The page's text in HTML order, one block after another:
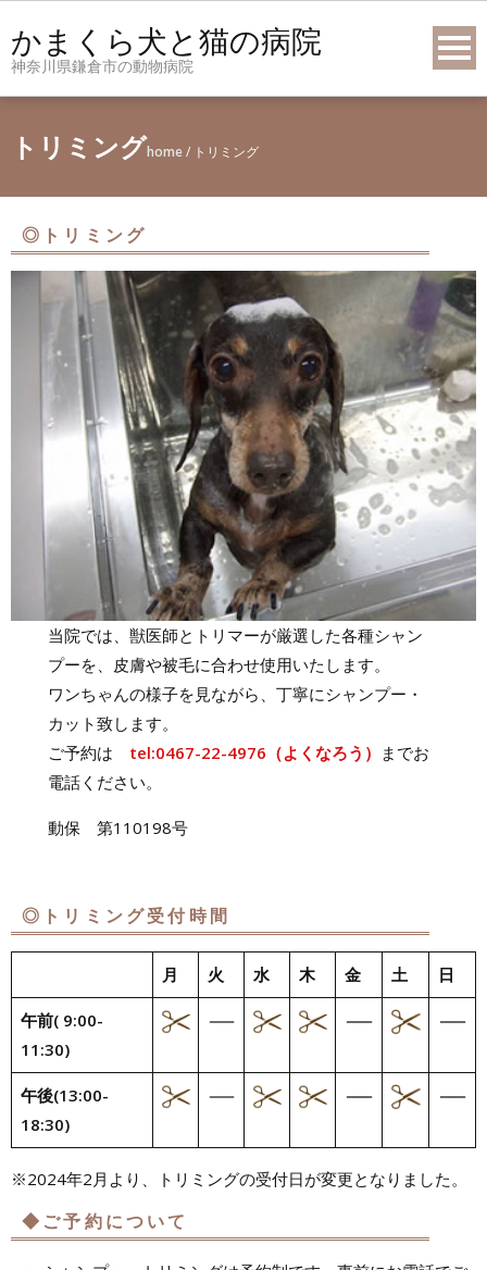
to
content
かまくら犬と猫の病院
神奈川県鎌倉市の動物病院
トリミングhome/ トリミング
◎トリミング
当院では、獣医師とトリマーが厳選した各種シャン
プーを、皮膚や被毛に合わせ使用いたします。
ワンちゃんの様子を見ながら、丁寧にシャンプー・
カット致します。
ご予約は tel:0467-22-4976（よくなろう） までお
電話ください。
動保 第110198号
◎トリミング受付時間
月 火 水 木 金 土 日
午前( 9:00-
11:30)
午後(13:00-
18:30)
※2024年2月より、トリミングの受付日が変更となりました。
◆ご予約について